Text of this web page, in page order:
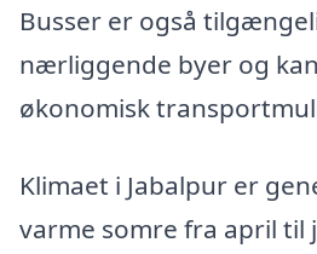
Busser er også
nærliggende byer og
økonomisk
Klimaet i Jabalpur er
varme somre fra april til